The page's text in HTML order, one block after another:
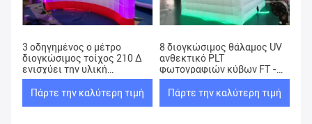
3 οδηγημένος ο μέτρο
διογκώσιμος τοίχος 210 Δ
ενισχύει την υλική
εκτύπωση λογότυπων της
Οξφόρδης
Πάρτε την καλύτερη τιμή
8 διογκώσιμος θάλαμος UV
ανθεκτικό PLT
φωτογραφιών κύβων FT -
025 2 έτη εξουσιοδότησης
Πάρτε την καλύτερη τιμή